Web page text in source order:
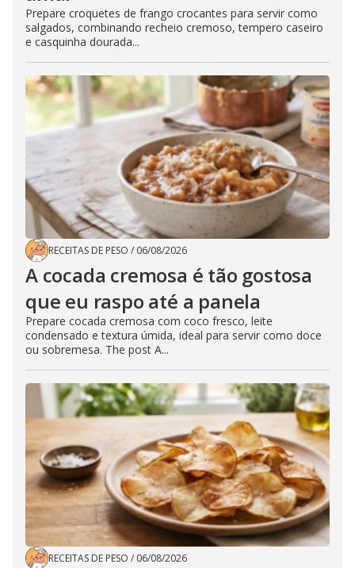
Prepare croquetes de frango crocantes para servir como
salgados, combinando recheio cremoso, tempero caseiro
e casquinha dourada...
RECEITAS DE PESO / 06/08/2026
A cocada cremosa é tão gostosa
que eu raspo até a panela
Prepare cocada cremosa com coco fresco, leite
condensado e textura úmida, ideal para servir como doce
ou sobremesa. The post A...
RECEITAS DE PESO / 06/08/2026